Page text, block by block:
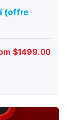
(offre
$1499.00